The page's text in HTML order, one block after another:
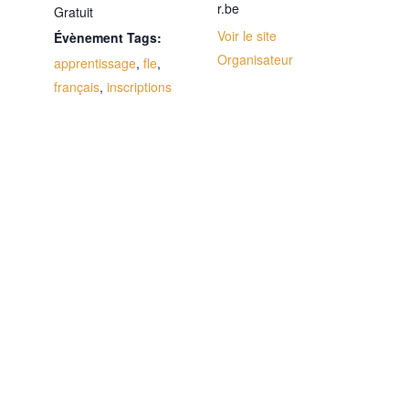
Gratuit
Évènement Tags:
apprentissage, fle,
français, inscriptions
r.be
Voir le site
Organisateur